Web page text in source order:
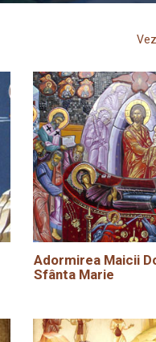
Adormirea Maicii
Sfânta Marie